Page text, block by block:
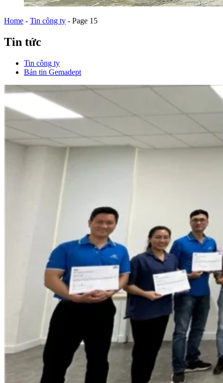
Home - Tin công ty - Page 15
Tin tức
Tin công ty
Bản tin Gemadept